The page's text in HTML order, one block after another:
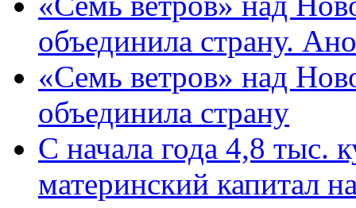
объединила страну.
«Семь ветров» над
объединила страну
С начала года 4,8 тыс.
материнский капитал